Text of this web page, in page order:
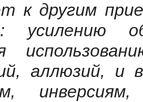
к другим
усилению
аллюзий, и